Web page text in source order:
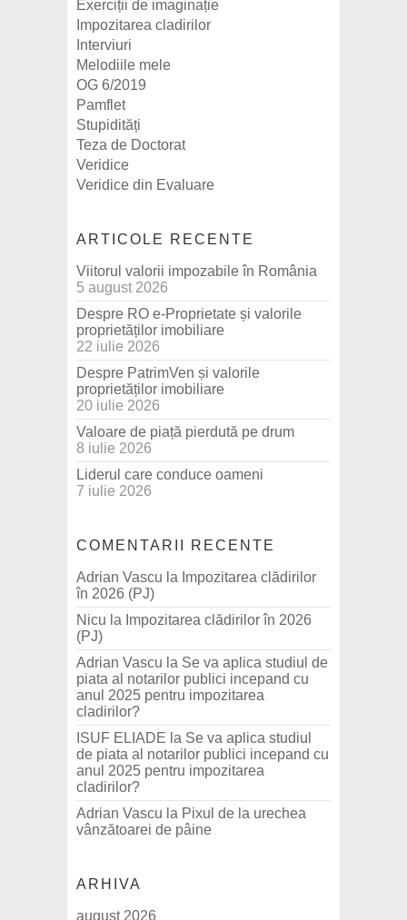
Exerciții de imaginație
Impozitarea cladirilor
Interviuri
Melodiile mele
OG 6/2019
Pamflet
Stupidități
Teza de Doctorat
Veridice
Veridice din Evaluare
ARTICOLE RECENTE
Viitorul valorii impozabile în România
5 august 2026
Despre RO e-Proprietate și valorile
proprietăților imobiliare
22 iulie 2026
Despre PatrimVen și valorile
proprietăților imobiliare
20 iulie 2026
Valoare de piață pierdută pe drum
8 iulie 2026
Liderul care conduce oameni
7 iulie 2026
COMENTARII RECENTE
Adrian Vascu la Impozitarea clădirilor
în 2026 (PJ)
Nicu la Impozitarea clădirilor în 2026
(PJ)
Adrian Vascu la Se va aplica studiul de
piata al notarilor publici incepand cu
anul 2025 pentru impozitarea
cladirilor?
ISUF ELIADE la Se va aplica studiul
de piata al notarilor publici incepand cu
anul 2025 pentru impozitarea
cladirilor?
Adrian Vascu la Pixul de la urechea
vânzătoarei de pâine
ARHIVA
august 2026